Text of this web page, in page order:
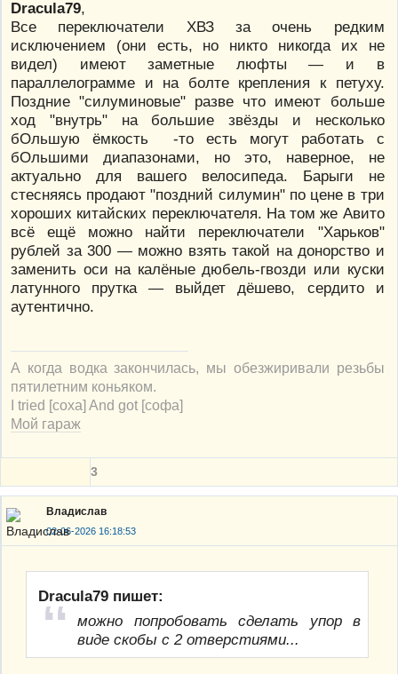
Dracula79,
Все переключатели ХВЗ за очень редким
исключением (они есть, но никто никогда их не
видел) имеют заметные люфты — и в
параллелограмме и на болте крепления к петуху.
Поздние "силуминовые" разве что имеют больше
ход "внутрь" на большие звёзды и несколько
бОльшую ёмкость -то есть могут работать с
бОльшими диапазонами, но это, наверное, не
актуально для вашего велосипеда. Барыги не
стесняясь продают "поздний силумин" по цене в три
хороших китайских переключателя. На том же Авито
всё ещё можно найти переключатели "Харьков"
рублей за 300 — можно взять такой на донорство и
заменить оси на калёные дюбель-гвозди или куски
латунного прутка — выйдет дёшево, сердито и
аутентично.
А когда водка закончилась, мы обезжиривали резьбы
пятилетним коньяком.
I tried [соха] And got [софа]
Мой гараж
3
Владислав
02-06-2026 16:18:53
Dracula79 пишет:
можно попробовать сделать упор в
виде скобы с 2 отверстиями...